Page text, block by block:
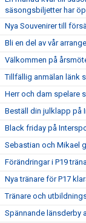
säsongsbiljetter har
Nya Souvenirer till
Bli en del av vår
Välkommen på
Tillfällig anmälan länk
Herr och dam spelare
Beställ din julklapp på
Black friday på
Sebastian och Mikael
Förändringar i P19
Nya tränare för P17
Tränare och
Spännande länsderby